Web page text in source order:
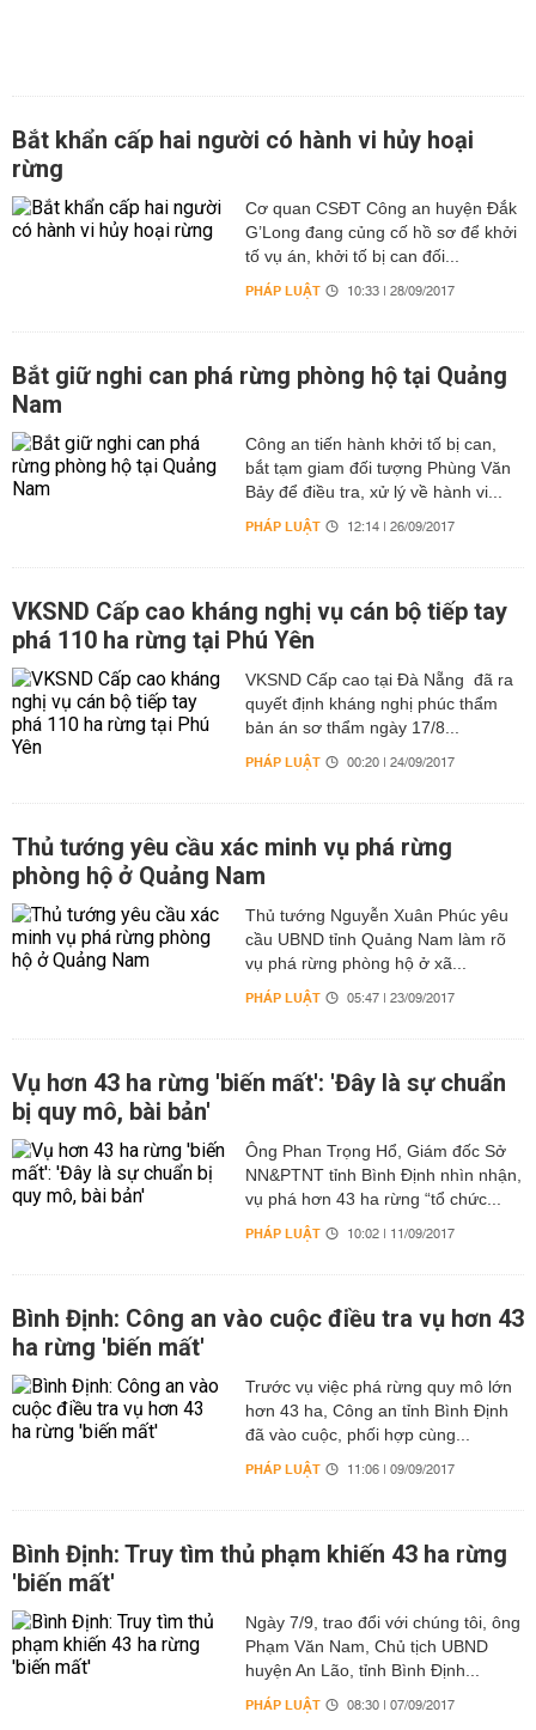
Bắt khẩn cấp hai người có hành vi hủy hoại
rừng
Cơ quan CSĐT Công an huyện Đắk
G’Long đang củng cố hồ sơ để khởi
tố vụ án, khởi tố bị can đối...
PHÁP LUẬT 10:33 | 28/09/2017
Bắt giữ nghi can phá rừng phòng hộ tại Quảng
Nam
Công an tiến hành khởi tố bị can,
bắt tạm giam đối tượng Phùng Văn
Bảy để điều tra, xử lý về hành vi...
PHÁP LUẬT 12:14 | 26/09/2017
VKSND Cấp cao kháng nghị vụ cán bộ tiếp tay
phá 110 ha rừng tại Phú Yên
VKSND Cấp cao tại Đà Nẵng đã ra
quyết định kháng nghị phúc thẩm
bản án sơ thẩm ngày 17/8...
PHÁP LUẬT 00:20 | 24/09/2017
Thủ tướng yêu cầu xác minh vụ phá rừng
phòng hộ ở Quảng Nam
Thủ tướng Nguyễn Xuân Phúc yêu
cầu UBND tỉnh Quảng Nam làm rõ
vụ phá rừng phòng hộ ở xã...
PHÁP LUẬT 05:47 | 23/09/2017
Vụ hơn 43 ha rừng 'biến mất': 'Đây là sự chuẩn
bị quy mô, bài bản'
Ông Phan Trọng Hổ, Giám đốc Sở
NN&PTNT tỉnh Bình Định nhìn nhận,
vụ phá hơn 43 ha rừng “tổ chức...
PHÁP LUẬT 10:02 | 11/09/2017
Bình Định: Công an vào cuộc điều tra vụ hơn 43
ha rừng 'biến mất'
Trước vụ việc phá rừng quy mô lớn
hơn 43 ha, Công an tỉnh Bình Định
đã vào cuộc, phối hợp cùng...
PHÁP LUẬT 11:06 | 09/09/2017
Bình Định: Truy tìm thủ phạm khiến 43 ha rừng
'biến mất'
Ngày 7/9, trao đổi với chúng tôi, ông
Phạm Văn Nam, Chủ tịch UBND
huyện An Lão, tỉnh Bình Định...
PHÁP LUẬT 08:30 | 07/09/2017